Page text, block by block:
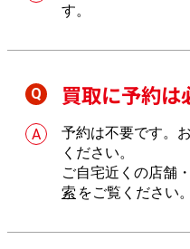
す。
買取に予約は
予約は不要です。
ください。
ご自宅近くの店舗
索 をご覧ください。
いただけます。